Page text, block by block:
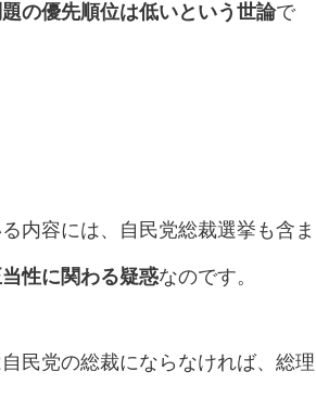
の優先順位は低いという世論で
内容には、自民党総裁選挙も含ま
性に関わる疑惑なのです。
民党の総裁にならなければ、総理